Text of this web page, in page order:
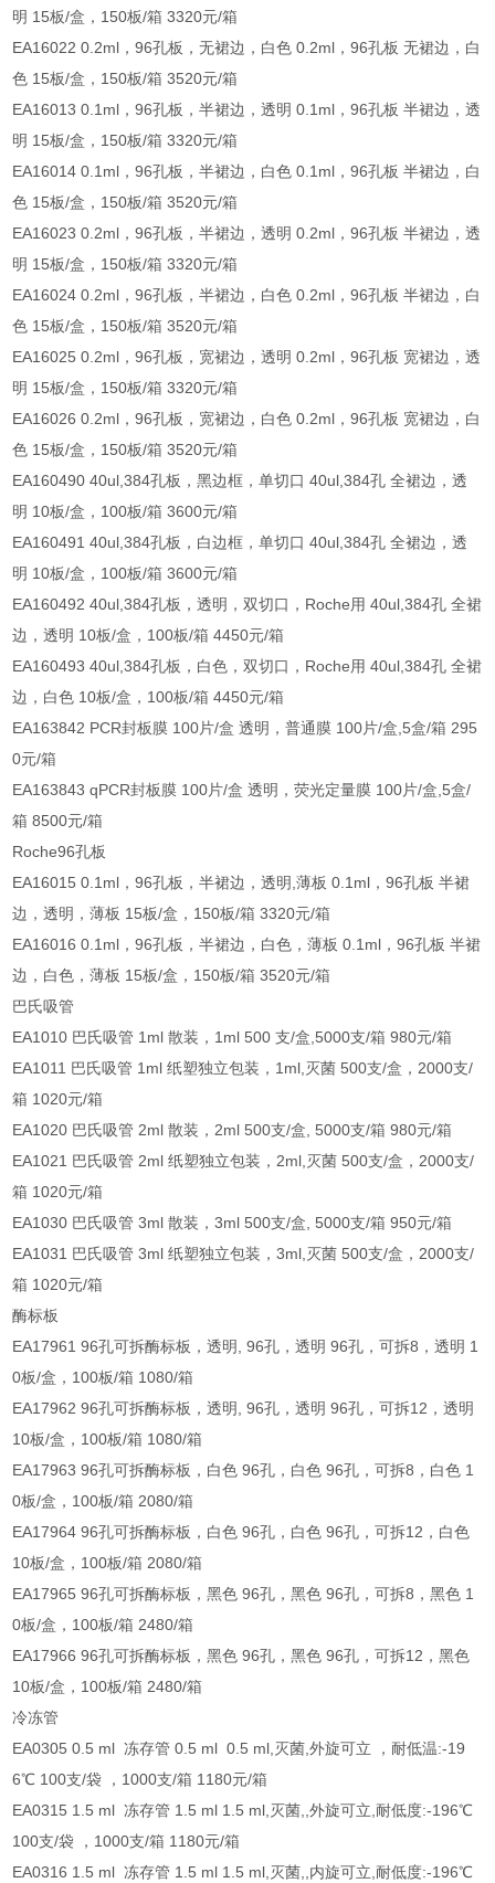
明 15板/盒，150板/箱 3320元/箱
EA16022 0.2ml，96孔板，无裙边，白色 0.2ml，96孔板 无裙边，白
色 15板/盒，150板/箱 3520元/箱
EA16013 0.1ml，96孔板，半裙边，透明 0.1ml，96孔板 半裙边，透
明 15板/盒，150板/箱 3320元/箱
EA16014 0.1ml，96孔板，半裙边，白色 0.1ml，96孔板 半裙边，白
色 15板/盒，150板/箱 3520元/箱
EA16023 0.2ml，96孔板，半裙边，透明 0.2ml，96孔板 半裙边，透
明 15板/盒，150板/箱 3320元/箱
EA16024 0.2ml，96孔板，半裙边，白色 0.2ml，96孔板 半裙边，白
色 15板/盒，150板/箱 3520元/箱
EA16025 0.2ml，96孔板，宽裙边，透明 0.2ml，96孔板 宽裙边，透
明 15板/盒，150板/箱 3320元/箱
EA16026 0.2ml，96孔板，宽裙边，白色 0.2ml，96孔板 宽裙边，白
色 15板/盒，150板/箱 3520元/箱
EA160490 40ul,384孔板，黑边框，单切口 40ul,384孔 全裙边，透
明 10板/盒，100板/箱 3600元/箱
EA160491 40ul,384孔板，白边框，单切口 40ul,384孔 全裙边，透
明 10板/盒，100板/箱 3600元/箱
EA160492 40ul,384孔板，透明，双切口，Roche用 40ul,384孔 全裙
边，透明 10板/盒，100板/箱 4450元/箱
EA160493 40ul,384孔板，白色，双切口，Roche用 40ul,384孔 全裙
边，白色 10板/盒，100板/箱 4450元/箱
EA163842 PCR封板膜 100片/盒 透明，普通膜 100片/盒,5盒/箱 295
0元/箱
EA163843 qPCR封板膜 100片/盒 透明，荧光定量膜 100片/盒,5盒/
箱 8500元/箱
Roche96孔板
EA16015 0.1ml，96孔板，半裙边，透明,薄板 0.1ml，96孔板 半裙
边，透明，薄板 15板/盒，150板/箱 3320元/箱
EA16016 0.1ml，96孔板，半裙边，白色，薄板 0.1ml，96孔板 半裙
边，白色，薄板 15板/盒，150板/箱 3520元/箱
巴氏吸管
EA1010 巴氏吸管 1ml 散装，1ml 500 支/盒,5000支/箱 980元/箱
EA1011 巴氏吸管 1ml 纸塑独立包装，1ml,灭菌 500支/盒，2000支/
箱 1020元/箱
EA1020 巴氏吸管 2ml 散装，2ml 500支/盒, 5000支/箱 980元/箱
EA1021 巴氏吸管 2ml 纸塑独立包装，2ml,灭菌 500支/盒，2000支/
箱 1020元/箱
EA1030 巴氏吸管 3ml 散装，3ml 500支/盒, 5000支/箱 950元/箱
EA1031 巴氏吸管 3ml 纸塑独立包装，3ml,灭菌 500支/盒，2000支/
箱 1020元/箱
酶标板
EA17961 96孔可拆酶标板，透明, 96孔，透明 96孔，可拆8，透明 1
0板/盒，100板/箱 1080/箱
EA17962 96孔可拆酶标板，透明, 96孔，透明 96孔，可拆12，透明
10板/盒，100板/箱 1080/箱
EA17963 96孔可拆酶标板，白色 96孔，白色 96孔，可拆8，白色 1
0板/盒，100板/箱 2080/箱
EA17964 96孔可拆酶标板，白色 96孔，白色 96孔，可拆12，白色
10板/盒，100板/箱 2080/箱
EA17965 96孔可拆酶标板，黑色 96孔，黑色 96孔，可拆8，黑色 1
0板/盒，100板/箱 2480/箱
EA17966 96孔可拆酶标板，黑色 96孔，黑色 96孔，可拆12，黑色
10板/盒，100板/箱 2480/箱
冷冻管
EA0305 0.5 ml 冻存管 0.5 ml 0.5 ml,灭菌,外旋可立 ，耐低温:-19
6℃ 100支/袋 ，1000支/箱 1180元/箱
EA0315 1.5 ml 冻存管 1.5 ml 1.5 ml,灭菌,,外旋可立,耐低度:-196℃
100支/袋 ，1000支/箱 1180元/箱
EA0316 1.5 ml 冻存管 1.5 ml 1.5 ml,灭菌,,内旋可立,耐低度:-196℃